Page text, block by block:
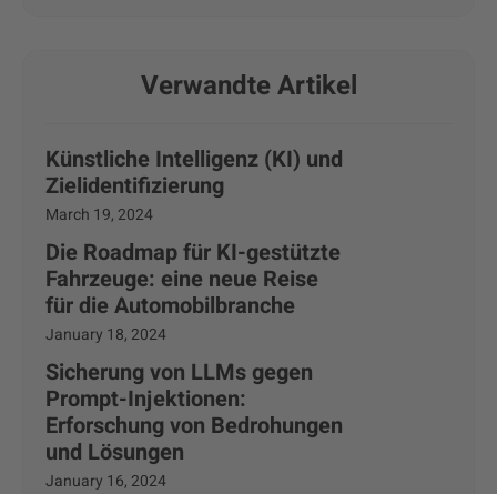
Verwandte Artikel
Künstliche Intelligenz (KI) und
Zielidentifizierung
March 19, 2024
Die Roadmap für KI-gestützte
Fahrzeuge: eine neue Reise
für die Automobilbranche
January 18, 2024
Sicherung von LLMs gegen
Prompt-Injektionen:
Erforschung von Bedrohungen
und Lösungen
January 16, 2024